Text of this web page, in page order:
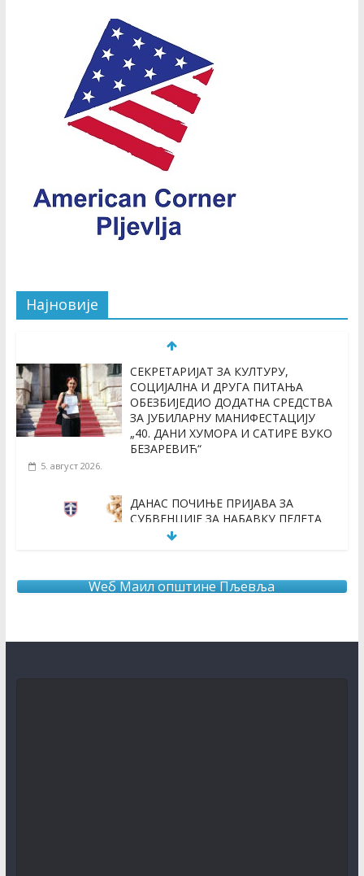
Најновије
СЕКРЕТАРИЈАТ ЗА КУЛТУРУ,
СОЦИЈАЛНА И ДРУГА ПИТАЊА
ОБЕЗБИЈЕДИО ДОДАТНА СРЕДСТВА
ЗА ЈУБИЛАРНУ МАНИФЕСТАЦИЈУ
„40. ДАНИ ХУМОРА И САТИРЕ ВУКО
БЕЗАРЕВИЋ“
5. август 2026.
ДАНАС ПОЧИЊЕ ПРИЈАВА ЗА
СУБВЕНЦИЈЕ ЗА НАБАВКУ ПЕЛЕТА
3. август 2026.
Wеб Маил општине Пљевља